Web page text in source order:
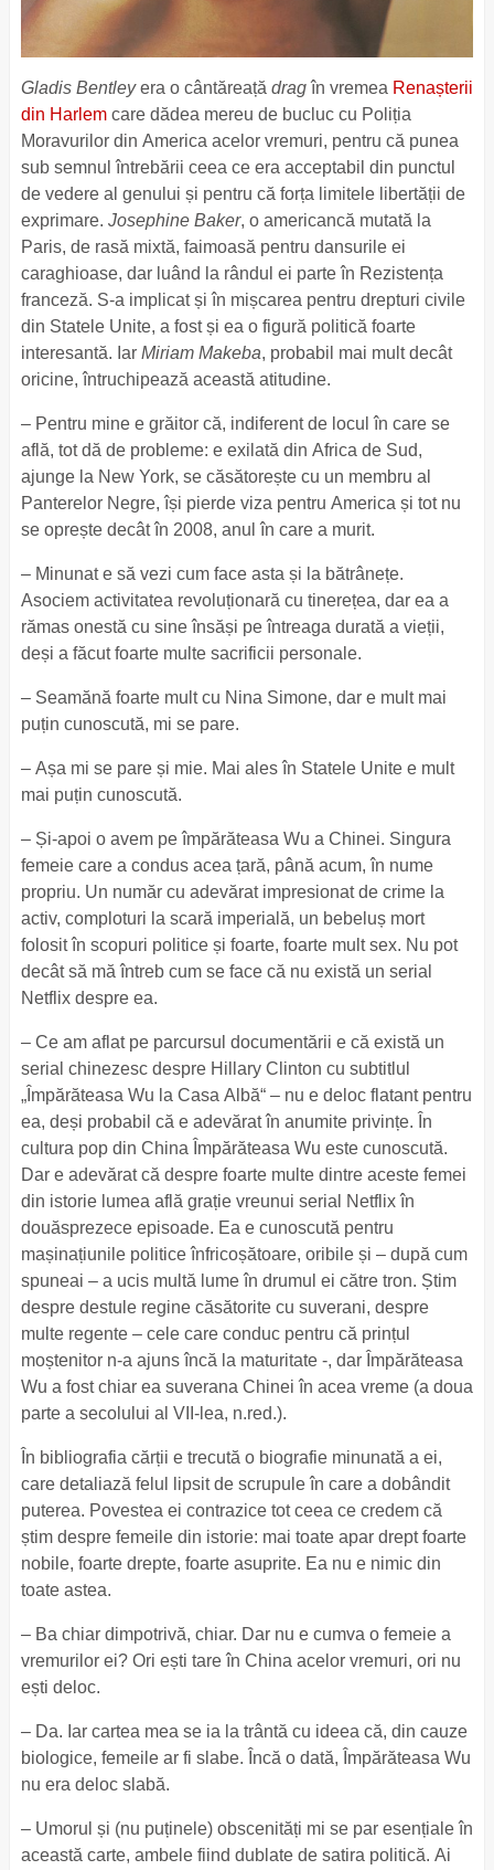
Gladis Bentleyera o cântăreață dragîn vremea Renașterii
din Harlemcare dădea mereu de bucluc cu Poliția
Moravurilor din America acelor vremuri, pentru că punea
sub semnul întrebării ceea ce era acceptabil din punctul
de vedere al genului și pentru că forța limitele libertății de
exprimare. Josephine Baker, o americancă mutată la
Paris, de rasă mixtă, faimoasă pentru dansurile ei
caraghioase, dar luând la rândul ei parte în Rezistența
franceză. S-a implicat și în mișcarea pentru drepturi civile
din Statele Unite, a fost și ea o figură politică foarte
interesantă. Iar Miriam Makeba, probabil mai mult decât
oricine, întruchipează această atitudine.
– Pentru mine e grăitor că, indiferent de locul în care se
află, tot dă de probleme: e exilată din Africa de Sud,
ajunge la New York, se căsătorește cu un membru al
Panterelor Negre, își pierde viza pentru America și tot nu
se oprește decât în 2008, anul în care a murit.
– Minunat e să vezi cum face asta și la bătrânețe.
Asociem activitatea revoluționară cu tinerețea, dar ea a
rămas onestă cu sine însăși pe întreaga durată a vieții,
deși a făcut foarte multe sacrificii personale.
– Seamănă foarte mult cu Nina Simone, dar e mult mai
puțin cunoscută, mi se pare.
– Așa mi se pare și mie. Mai ales în Statele Unite e mult
mai puțin cunoscută.
– Și-apoi o avem pe împărăteasa Wu a Chinei. Singura
femeie care a condus acea țară, până acum, în nume
propriu. Un număr cu adevărat impresionat de crime la
activ, comploturi la scară imperială, un bebeluș mort
folosit în scopuri politice și foarte, foarte mult sex. Nu pot
decât să mă întreb cum se face că nu există un serial
Netflix despre ea.
– Ce am aflat pe parcursul documentării e că există un
serial chinezesc despre Hillary Clinton cu subtitlul
„Împărăteasa Wu la Casa Albă“ – nu e deloc flatant pentru
ea, deși probabil că e adevărat în anumite privințe. În
cultura pop din China Împărăteasa Wu este cunoscută.
Dar e adevărat că despre foarte multe dintre aceste femei
din istorie lumea află grație vreunui serial Netflix în
douăsprezece episoade. Ea e cunoscută pentru
mașinațiunile politice înfricoșătoare, oribile și – după cum
spuneai – a ucis multă lume în drumul ei către tron. Știm
despre destule regine căsătorite cu suverani, despre
multe regente – cele care conduc pentru că prințul
moștenitor n-a ajuns încă la maturitate -, dar Împărăteasa
Wu a fost chiar ea suverana Chinei în acea vreme (a doua
parte a secolului al VII-lea, n.red.).
În bibliografia cărții e trecută o biografie minunată a ei,
care detaliază felul lipsit de scrupule în care a dobândit
puterea. Povestea ei contrazice tot ceea ce credem că
știm despre femeile din istorie: mai toate apar drept foarte
nobile, foarte drepte, foarte asuprite. Ea nu e nimic din
toate astea.
– Ba chiar dimpotrivă, chiar. Dar nu e cumva o femeie a
vremurilor ei? Ori ești tare în China acelor vremuri, ori nu
ești deloc.
– Da. Iar cartea mea se ia la trântă cu ideea că, din cauze
biologice, femeile ar fi slabe. Încă o dată, Împărăteasa Wu
nu era deloc slabă.
– Umorul și (nu puținele) obscenități mi se par esențiale în
această carte, ambele fiind dublate de satira politică. Ai